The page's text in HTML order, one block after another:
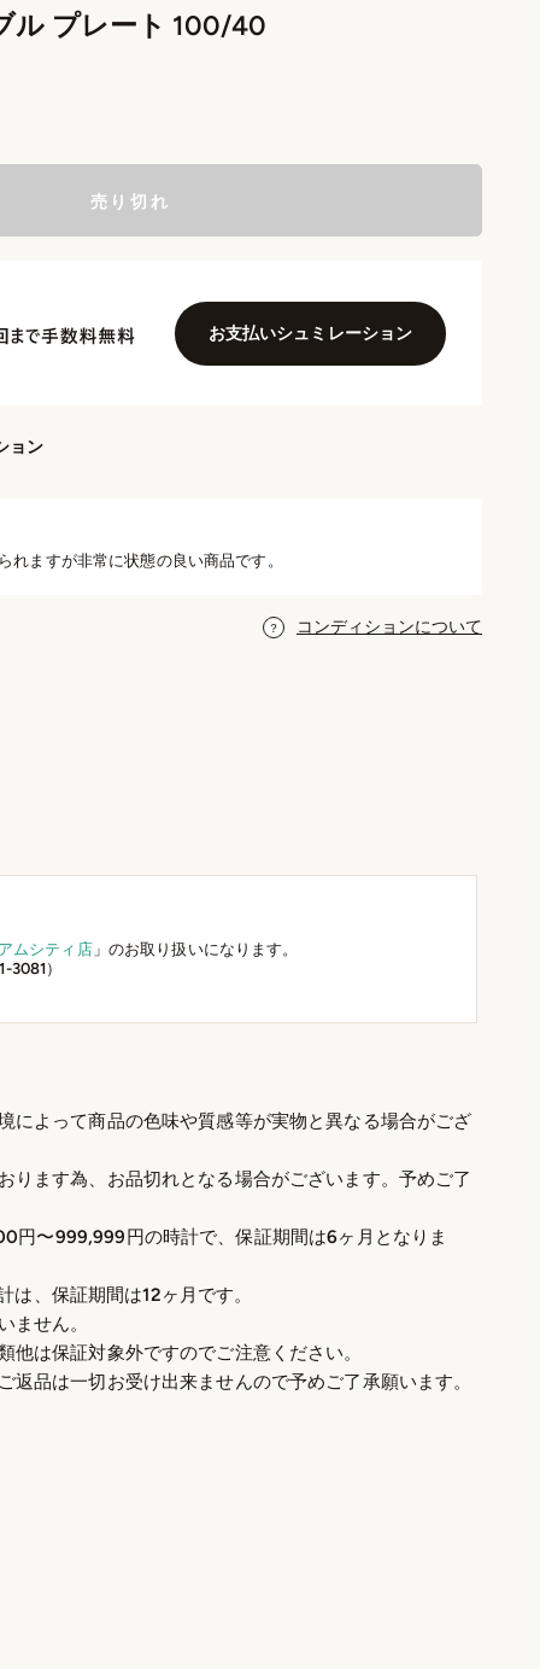
ル プレート 100/40
売り切れ
お支払いシュミレーション
ョン
れますが非常に状態の良い商品です。
コンディションについて
ムシティ店」のお取り扱いになります。
3081）
によって商品の色味や質感等が実物と異なる場合がござ
ります為、お品切れとなる場合がございます。予めご了
円〜999,999円の時計で、保証期間は6ヶ月となりま
、保証期間は12ヶ月です。
ません。
他は保証対象外ですのでご注意ください。
返品は一切お受け出来ませんので予めご了承願います。